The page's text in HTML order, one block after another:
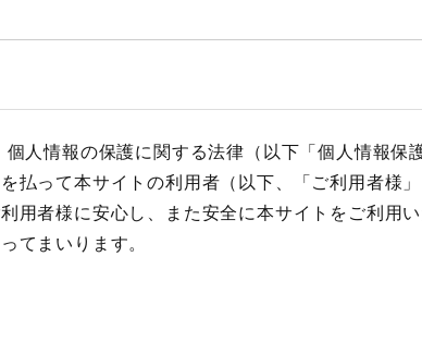
人情報の保護に関する法律（以下「個人情報保
払って本サイトの利用者（以下、「ご利用者様」
用者様に安心し、また安全に本サイトをご利用い
てまいります。